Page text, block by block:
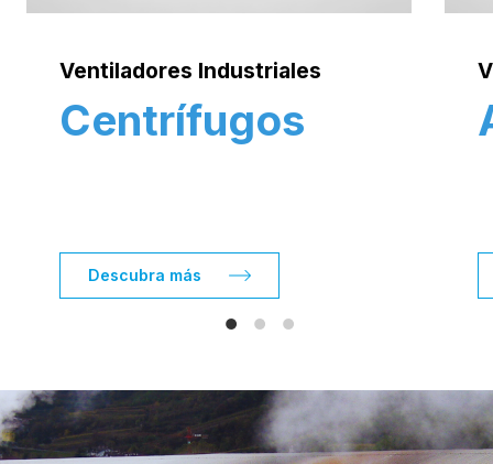
Ventiladores Industriales
Centrífugos
Descubra más